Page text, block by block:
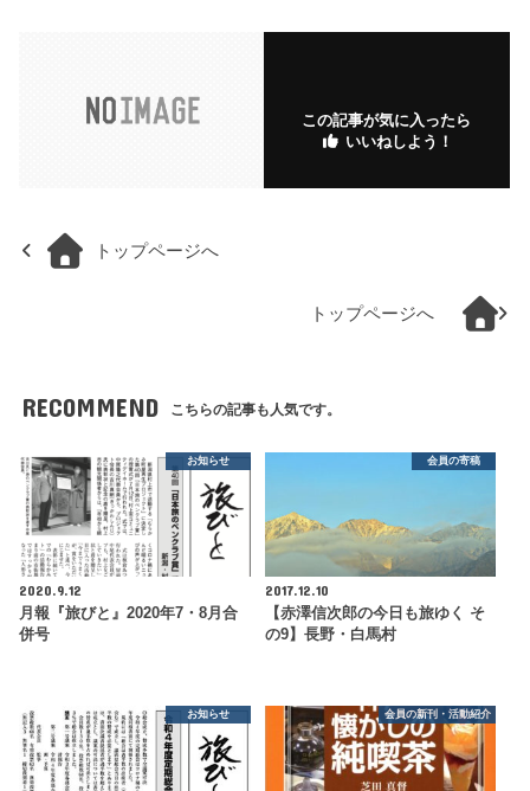
この記事が気に入ったら
いいねしよう！
トップページへ
トップページへ
RECOMMEND こちらの記事も人気です。
お知らせ
2020.9.12
月報『旅びと』2020年7・8月合
併号
会員の寄稿
2017.12.10
【赤澤信次郎の今日も旅ゆく そ
の9】長野・白馬村
お知らせ 会員の新刊・活動紹介